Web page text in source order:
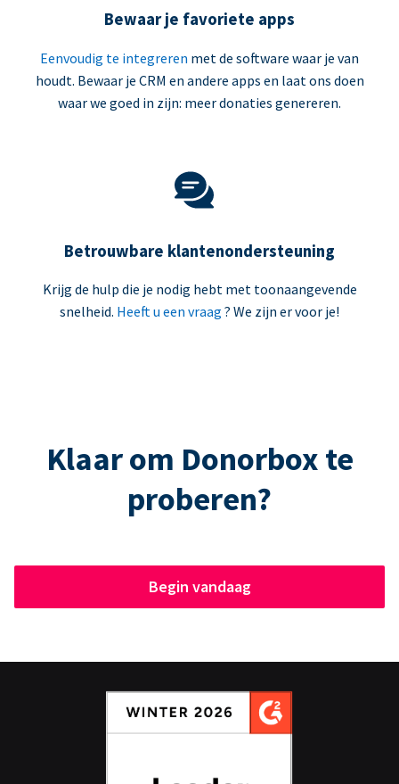
Bewaar je favoriete apps
Eenvoudig te integreren met de software waar je van
houdt. Bewaar je CRM en andere apps en laat ons doen
waar we goed in zijn: meer donaties genereren.
Betrouwbare klantenondersteuning
Krijg de hulp die je nodig hebt met toonaangevende
snelheid. Heeft u een vraag ? We zijn er voor je!
Klaar om Donorbox te
proberen?
Begin vandaag